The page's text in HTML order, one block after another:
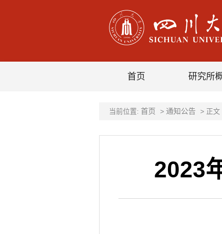
首页 研究所
当前位置: 首页 > 通知公告 > 正文
2023